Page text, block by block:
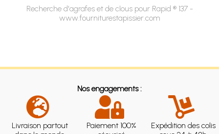
Recherche d'agrafes et de clous pour Rapid ® 137 -
www.fourniturestapissier.com
Nos engagements :
Livraison partout
Paiement 100%
Expédition des colis